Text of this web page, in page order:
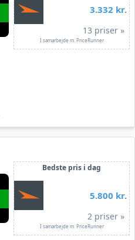
3.332 kr.
13 priser »
I samarbejde m. PriceRunner
Bedste pris i dag
5.800 kr.
2 priser »
I samarbejde m. PriceRunner